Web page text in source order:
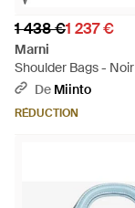
1 438 €1 237 €
Marni
Shoulder Bags - Noir
De Miinto
RÉDUCTION